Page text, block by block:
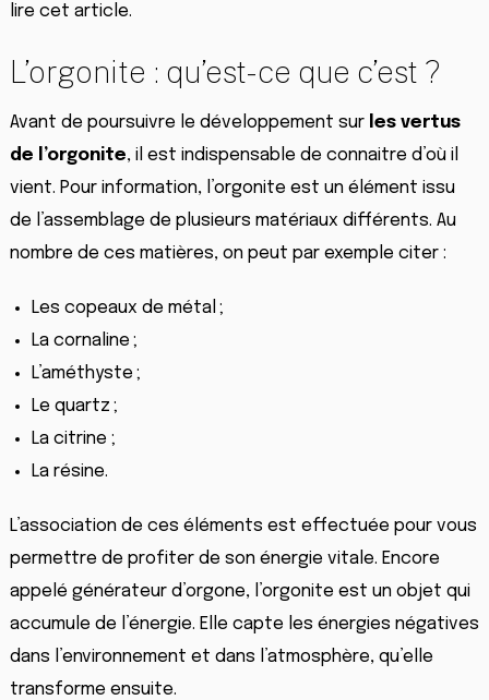
lire cet article.
L’orgonite : qu’est-ce que c’est ?
Avant de poursuivre le développement sur les vertus
de l’orgonite, il est indispensable de connaitre d’où il
vient. Pour information, l’orgonite est un élément issu
de l’assemblage de plusieurs matériaux différents. Au
nombre de ces matières, on peut par exemple citer :
Les copeaux de métal ;
La cornaline ;
L’améthyste ;
Le quartz ;
La citrine ;
La résine.
L’association de ces éléments est effectuée pour vous
permettre de profiter de son énergie vitale. Encore
appelé générateur d’orgone, l’orgonite est un objet qui
accumule de l’énergie. Elle capte les énergies négatives
dans l’environnement et dans l’atmosphère, qu’elle
transforme ensuite.